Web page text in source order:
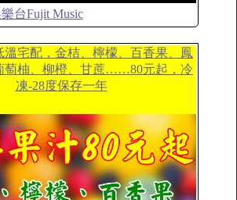
台Fujit Music
溫宅配，金桔、檸檬、百香果、鳳
萄柚、柳橙、甘蔗……80元起，冷
凍-28度保存一年